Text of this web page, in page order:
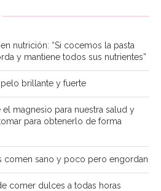
nutrición: “Si cocemos la pasta
y mantiene todos sus nutrientes”
brillante y fuerte
magnesio para nuestra salud y
para obtenerlo de forma
comen sano y poco pero engordan
comer dulces a todas horas